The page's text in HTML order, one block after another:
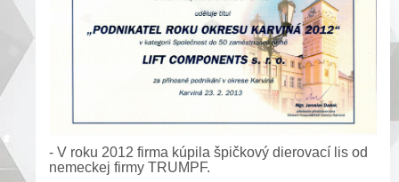
- V roku 2012 firma kúpila špičkový dierovací lis od
nemeckej firmy TRUMPF.